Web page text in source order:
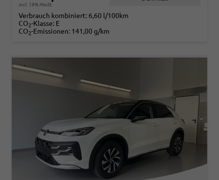
incl. 19% MwSt.
Verbrauch kombiniert: 6,60 l/100km
CO2-Klasse: E
CO2-Emissionen: 141,00 g/km